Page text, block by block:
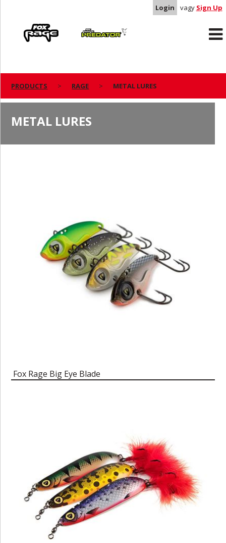
Login vagy Sign Up
Predator
PRODUCTS RAGE METAL LURES
METAL LURES
Fox Rage Big Eye Blade